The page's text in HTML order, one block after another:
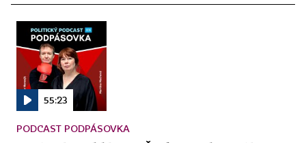
55:23
PODCAST PODPÁSOVKA